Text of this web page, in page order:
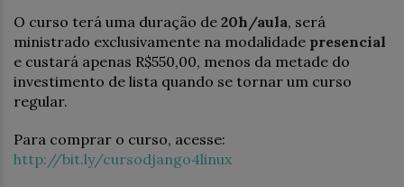
O curso terá uma duração de 20h/aula, será
ministrado exclusivamente na modalidade presencial
e custará apenas R$550,00, menos da metade do
investimento de lista quando se tornar um curso
regular.
Para comprar o curso, acesse:
http://bit.ly/cursodjango4linux